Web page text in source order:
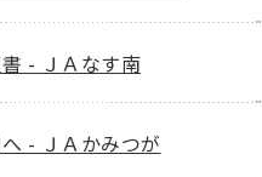
- ＪＡなす南
- ＪＡかみつが